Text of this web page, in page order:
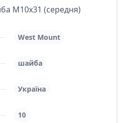
М10x31 (середня)
West Mount
шайба
Україна
10